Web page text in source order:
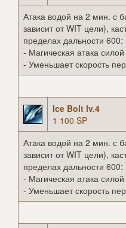
Атака водой на 2 мин. с
зависит от WIT цели),
пределах дальности 600:
- Магическая атака
- Уменьшает скорость
Ice Bolt lv.4
1 100 SP
Атака водой на 2 мин. с
зависит от WIT цели),
пределах дальности 600:
- Магическая атака
- Уменьшает скорость